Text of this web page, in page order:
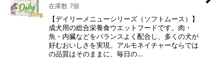
在庫数 7個
【デイリーメニューシリーズ（ソフトムース）】
成犬用の総合栄養食ウエットフードです。肉・
魚・内臓などをバランスよく配合し、多くの犬が
好むおいしさを実現。アルモネイチャーならでは
の品質はそのままに、毎日の…